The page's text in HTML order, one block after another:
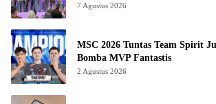
7 Agustus 2026
MSC 2026 Tuntas Team Spirit
Bomba MVP Fantastis
2 Agustus 2026